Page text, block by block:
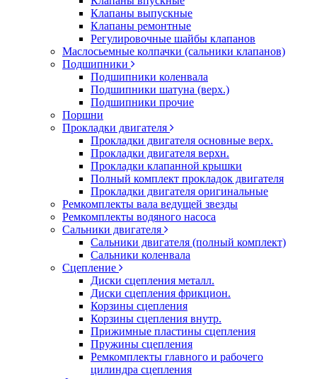
Клапаны выпускные
Клапаны ремонтные
Регулировочные шайбы клапанов
Маслосьемные колпачки (сальники клапанов)
Подшипники
Подшипники коленвала
Подшипники шатуна (верх.)
Подшипники прочие
Поршни
Прокладки двигателя
Прокладки двигателя основные верх.
Прокладки двигателя верхн.
Прокладки клапанной крышки
Полный комплект прокладок двигателя
Прокладки двигателя оригинальные
Ремкомплекты вала ведущей звезды
Ремкомплекты водяного насоса
Сальники двигателя
Сальники двигателя (полный комплект)
Сальники коленвала
Сцепление
Диски сцепления металл.
Диски сцепления фрикцион.
Корзины сцепления
Корзины сцепления внутр.
Прижимные пластины сцепления
Пружины сцепления
Ремкомплекты главного и рабочего
цилиндра сцепления